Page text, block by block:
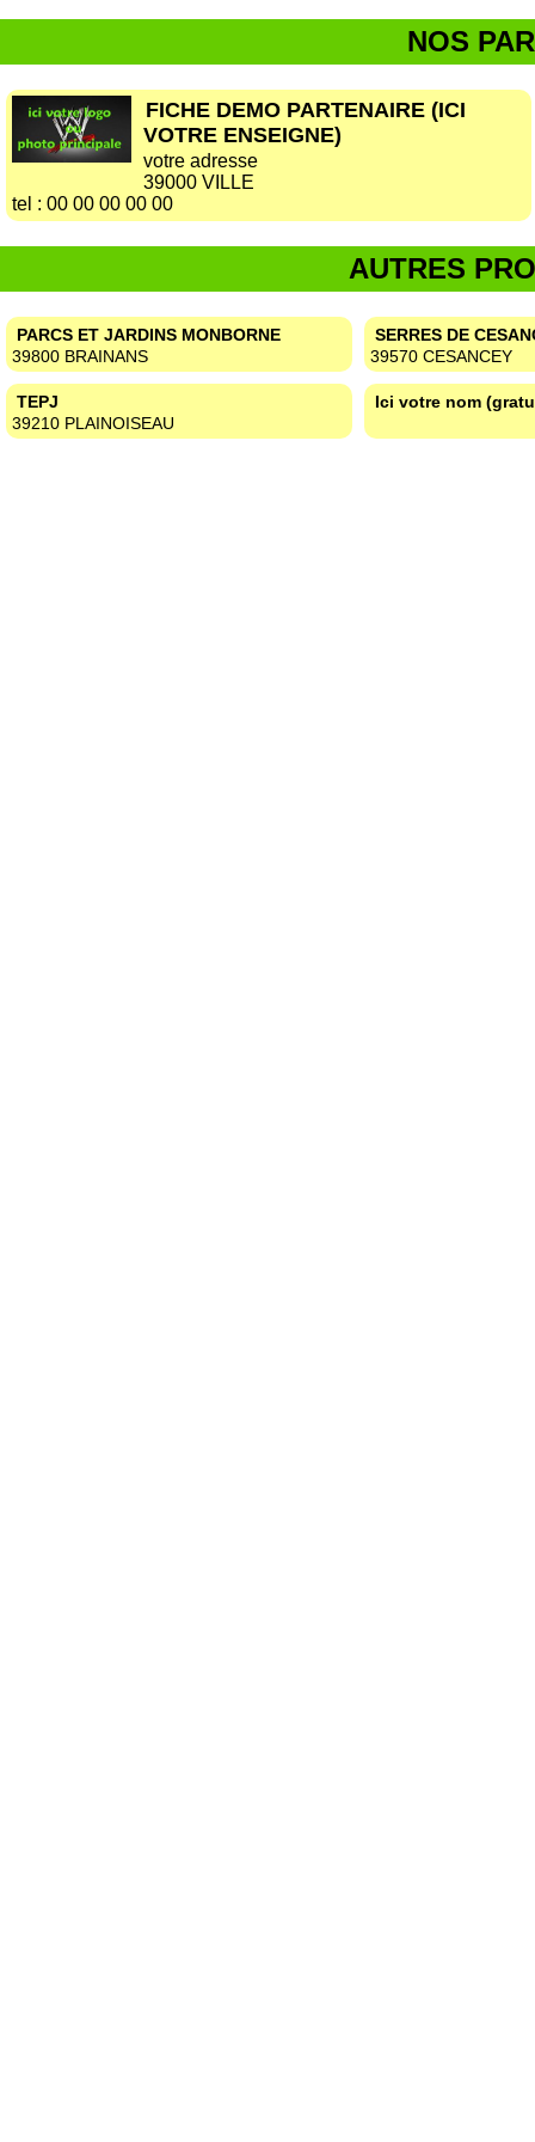
NOS
FICHE DEMO PARTENAIRE (ICI
VOTRE ENSEIGNE)
votre adresse
39000 VILLE
tel : 00 00 00 00 00
AUTRES
PARCS ET JARDINS MONBORNE
39800 BRAINANS
SERRES DE
39570 CESANCEY
TEPJ
39210 PLAINOISEAU
Ici votre nom